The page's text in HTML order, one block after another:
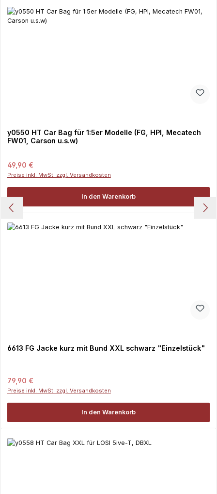
y0550 HT Car Bag für 1:5er Modelle (FG, HPI, Mecatech
FW01, Carson u.s.w)
Regulärer Preis:
49,90 €
Preise inkl. MwSt. zzgl. Versandkosten
In den Warenkorb
6613 FG Jacke kurz mit Bund XXL schwarz "Einzelstück"
Regulärer Preis:
79,90 €
Preise inkl. MwSt. zzgl. Versandkosten
In den Warenkorb